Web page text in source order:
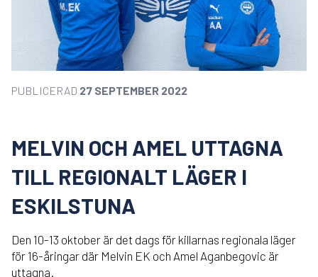
PUBLICERAD 27 SEPTEMBER 2022
MELVIN OCH AMEL UTTAGNA
TILL REGIONALT LÄGER I
ESKILSTUNA
Den 10-13 oktober är det dags för killarnas regionala läger
för 16-åringar där Melvin EK och Amel Aganbegovic är
uttagna.